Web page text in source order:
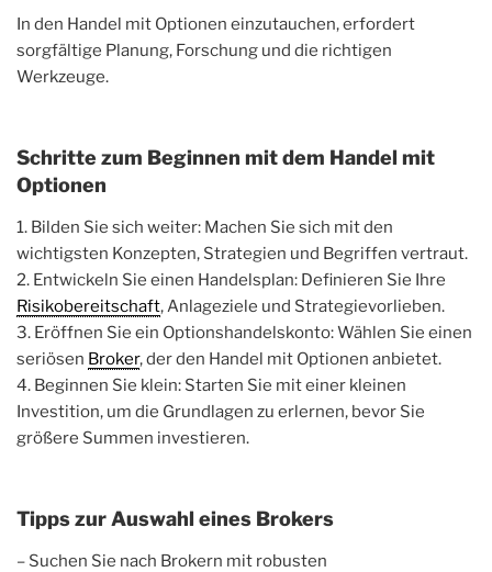
In den Handel mit Optionen einzutauchen, erfordert
sorgfältige Planung, Forschung und die richtigen
Werkzeuge.
Schritte zum Beginnen mit dem Handel mit
Optionen
1. Bilden Sie sich weiter: Machen Sie sich mit den
wichtigsten Konzepten, Strategien und Begriffen vertraut.
2. Entwickeln Sie einen Handelsplan: Definieren Sie Ihre
Risikobereitschaft, Anlageziele und Strategievorlieben.
3. Eröffnen Sie ein Optionshandelskonto: Wählen Sie einen
seriösen Broker, der den Handel mit Optionen anbietet.
4. Beginnen Sie klein: Starten Sie mit einer kleinen
Investition, um die Grundlagen zu erlernen, bevor Sie
größere Summen investieren.
Tipps zur Auswahl eines Brokers
– Suchen Sie nach Brokern mit robusten